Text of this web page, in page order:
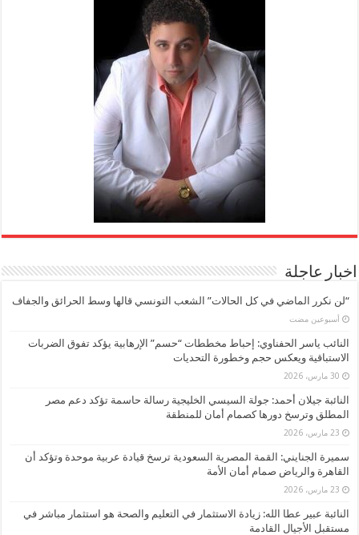
اخبار عاجلة
“لن نكرر الماضي في كل الحالات” الشعب التونسي قالها وسط الحرائق والجفاف
‏أسبوعين مضت
النائب ياسر الحفناوي: إحباط مخططات “حسم” الإرهابية يؤكد تفوق الضربات
الاستباقية ويعكس حجم وخطورة التحديات
30 مارس، 2026
النائبة جيلان أحمد: جولة السيسي الخليجية رسالة حاسمة تؤكد دعم مصر
المطلق وترسخ دورها كصمام أمان للمنطقة
23 مارس، 2026
سميرة الجنايني: القمة المصرية السعودية ترسخ قيادة عربية موحدة وتؤكد أن
القاهرة والرياض صمام أمان الأمة
23 مارس، 2026
النائبة عبير عطا الله: زيادة الاستثمار في التعليم والصحة هو استثمار مباشر في
مستقبل الأجيال القادمة